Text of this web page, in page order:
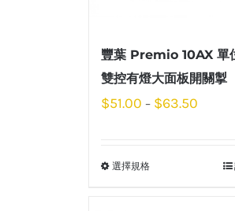
豐葉 Premio 10AX 單
雙控有燈大面板開關掣
$51.00 – $63.50
選擇規格